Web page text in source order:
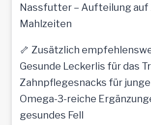
Nassfutter – Aufteilung auf
Mahlzeiten
🦴 Zusätzlich
Gesunde Leckerlis für das
Zahnpflegesnacks für junge
Omega-3-reiche
gesundes Fell